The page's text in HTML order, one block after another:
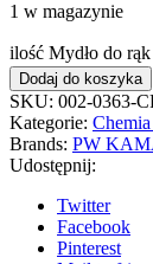
1 w magazynie
ilość Mydło do
Dodaj do koszyka
SKU: 002-0363-
Kategorie:
Brands: PW
Udostępnij:
Twitter
Facebook
Pinterest